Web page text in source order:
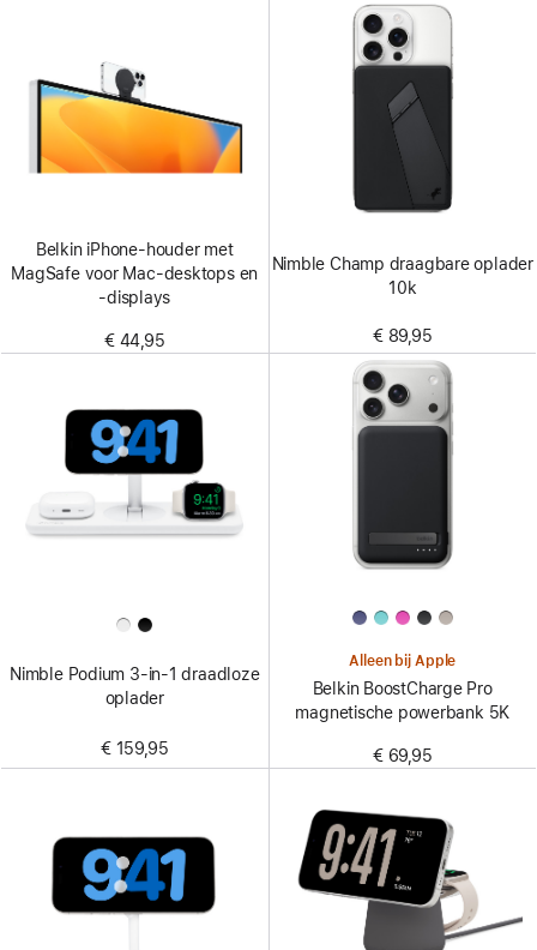
Belkin iPhone‑houder met
MagSafe voor Mac‑desktops en
‑displays
€ 44,95
Nimble Champ draagbare oplader
10k
€ 89,95
Nimble Podium 3-in-1 draadloze
oplader
€ 159,95
Alleen bij Apple
Belkin BoostCharge Pro
magnetische powerbank 5K
€ 69,95